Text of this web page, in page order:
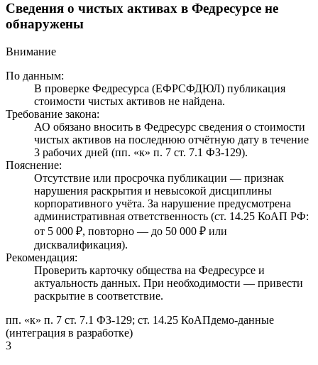
Сведения о чистых активах в Федресурсе не
обнаружены
Внимание
По данным:
В проверке Федресурса (ЕФРСФДЮЛ) публикация
стоимости чистых активов не найдена.
Требование закона:
АО обязано вносить в Федресурс сведения о стоимости
чистых активов на последнюю отчётную дату в течение
3 рабочих дней (пп. «к» п. 7 ст. 7.1 ФЗ-129).
Пояснение:
Отсутствие или просрочка публикации — признак
нарушения раскрытия и невысокой дисциплины
корпоративного учёта. За нарушение предусмотрена
административная ответственность (ст. 14.25 КоАП РФ:
от 5 000 ₽, повторно — до 50 000 ₽ или
дисквалификация).
Рекомендация:
Проверить карточку общества на Федресурсе и
актуальность данных. При необходимости — привести
раскрытие в соответствие.
пп. «к» п. 7 ст. 7.1 ФЗ-129; ст. 14.25 КоАПдемо-данные
(интеграция в разработке)
3